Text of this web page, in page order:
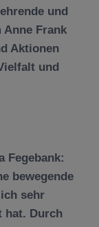
und
Frank
Aktionen
und
Fegebank:
bewegende
sehr
hat. Durch